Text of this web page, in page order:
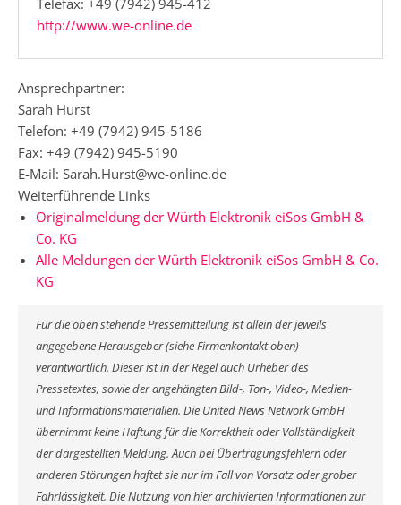
Telefax: +49 (7942) 945-412
http://www.we-online.de
Ansprechpartner:
Sarah Hurst
Telefon: +49 (7942) 945-5186
Fax: +49 (7942) 945-5190
E-Mail: Sarah.Hurst@we-online.de
Weiterführende Links
Originalmeldung der Würth Elektronik eiSos GmbH &
Co. KG
Alle Meldungen der Würth Elektronik eiSos GmbH & Co.
KG
Für die oben stehende Pressemitteilung ist allein der jeweils
angegebene Herausgeber (siehe Firmenkontakt oben)
verantwortlich. Dieser ist in der Regel auch Urheber des
Pressetextes, sowie der angehängten Bild-, Ton-, Video-, Medien-
und Informationsmaterialien. Die United News Network GmbH
übernimmt keine Haftung für die Korrektheit oder Vollständigkeit
der dargestellten Meldung. Auch bei Übertragungsfehlern oder
anderen Störungen haftet sie nur im Fall von Vorsatz oder grober
Fahrlässigkeit. Die Nutzung von hier archivierten Informationen zur